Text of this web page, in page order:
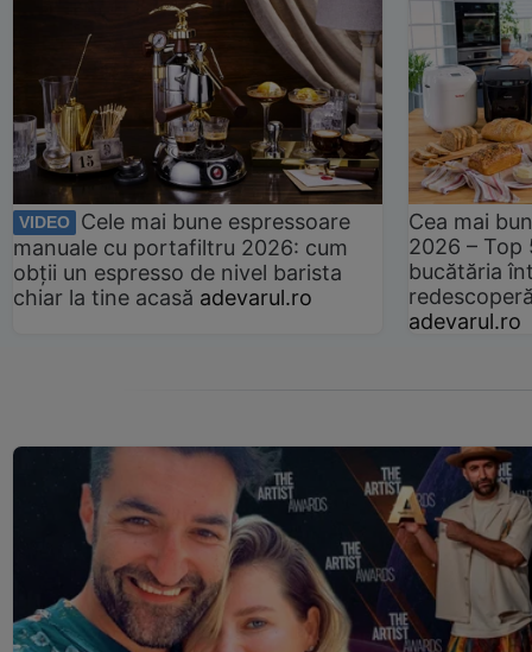
VIDEO
Cele mai bune espressoare
manuale cu portafiltru 2026: cum
obții un espresso de nivel barista
chiar la tine acasă adevarul.ro
Cea mai
2026 –
bucătăria
adevarul.ro